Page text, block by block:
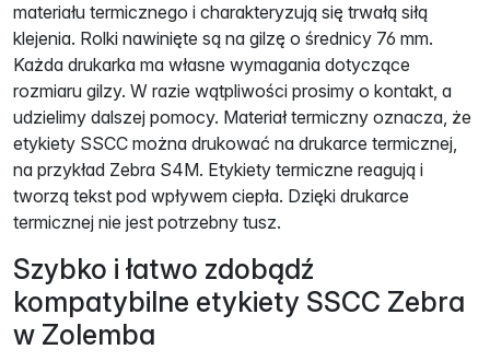
materiału termicznego i charakteryzują się trwałą siłą
klejenia. Rolki nawinięte są na gilzę o średnicy 76 mm.
Każda drukarka ma własne wymagania dotyczące
rozmiaru gilzy. W razie wątpliwości prosimy o kontakt, a
udzielimy dalszej pomocy. Materiał termiczny oznacza, że ​​
etykiety SSCC można drukować na drukarce termicznej,
na przykład Zebra S4M. Etykiety termiczne reagują i
tworzą tekst pod wpływem ciepła. Dzięki drukarce
termicznej nie jest potrzebny tusz.
Szybko i łatwo zdobądź
kompatybilne etykiety SSCC Zebra
w Zolemba